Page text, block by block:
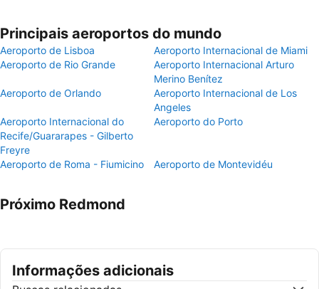
Principais aeroportos do mundo
Aeroporto de Lisboa
Aeroporto Internacional de Miami
Aeroporto de Rio Grande
Aeroporto Internacional Arturo
Merino Benítez
Aeroporto de Orlando
Aeroporto Internacional de Los
Angeles
Aeroporto Internacional do
Recife/Guararapes - Gilberto
Freyre
Aeroporto do Porto
Aeroporto de Roma - Fiumicino Aeroporto de Montevidéu
Próximo Redmond
Informações adicionais